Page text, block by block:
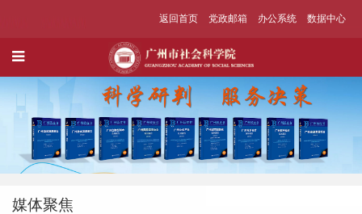
返回首页 党政邮箱 办公系统 数据中心
媒体聚焦